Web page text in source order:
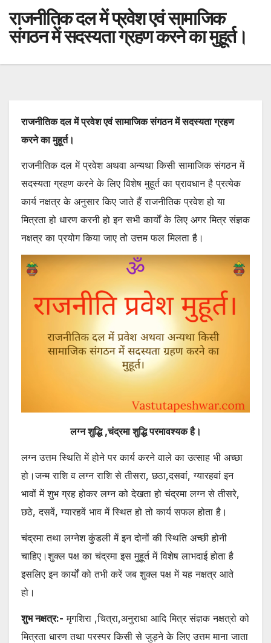
राजनीतिक दल में प्रवेश एवं सामाजिक
संगठन में सदस्यता ग्रहण करने का मुहूर्त।
राजनीतिक दल में प्रवेश एवं सामाजिक संगठन में सदस्यता ग्रहण
करने का मुहूर्त।
राजनीतिक दल में प्रवेश अथवा अन्यथा किसी सामाजिक संगठन में
सदस्यता ग्रहण करने के लिए विशेष मुहूर्त का प्रावधान है प्रत्येक
कार्य नक्षत्र के अनुसार किए जाते हैं राजनीतिक प्रवेश हो या
मित्रता हो धारण करनी हो इन सभी कार्यों के लिए अगर मित्र संज्ञक
नक्षत्र का प्रयोग किया जाए तो उत्तम फल मिलता है।
लग्न शुद्धि ,चंद्रमा शुद्धि परमावश्यक है।
लग्न उत्तम स्थिति में होने पर कार्य करने वाले का उत्साह भी अच्छा
हो।जन्म राशि व लग्न राशि से तीसरा, छठा,दसवां, ग्यारहवां इन
भावों में शुभ ग्रह होकर लग्न को देखता हो चंद्रमा लग्न से तीसरे,
छठे, दसवें, ग्यारहवें भाव में स्थित हो तो कार्य सफल होता है।
चंद्रमा तथा लग्नेश कुंडली में इन दोनों की स्थिति अच्छी होनी
चाहिए।शुक्ल पक्ष का चंद्रमा इस मुहूर्त में विशेष लाभदाई होता है
इसलिए इन कार्यों को तभी करें जब शुक्ल पक्ष में यह नक्षत्र आते
हो।
शुभ नक्षत्र:- मृगशिरा ,चित्रा,अनुराधा आदि मित्र संज्ञक नक्षत्रो को
मित्रता धारण तथा परस्पर किसी से जुड़ने के लिए उत्तम माना जाता